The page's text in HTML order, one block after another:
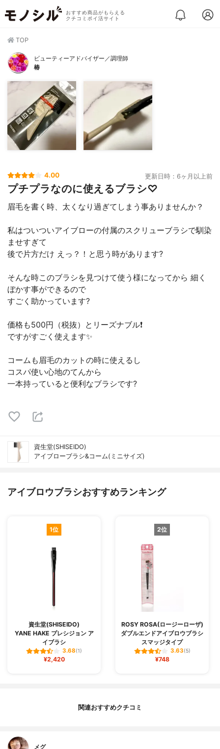
おすすめ商品がもらえる
クチコミポイ活サイト
TOP
ビューティーアドバイザー／調理師
椿
4.00 更新日時：6ヶ月以上前
プチプラなのに使えるブラシ♡
眉毛を書く時、太くなり過ぎてしまう事ありませんか？
私はついついアイブローの付属のスクリューブラシで馴染
ませすぎて
後で片方だけ えっ？！と思う時があります?
そんな時このブラシを見つけて使う様になってから 細く
ぼかす事ができるので
すごく助かっています?
価格も500円（税抜）とリーズナブル❗️
ですがすごく使えます✨
コームも眉毛のカットの時に使えるし
コスパ使い心地のてんから
一本持っていると便利なブラシです?
資生堂(SHISEIDO)
アイブローブラシ&コーム(ミニサイズ)
アイブロウブラシおすすめランキング
1位
資生堂(SHISEIDO)
YANE HAKE プレシジョン ア
イブラシ
3.68(1)
¥2,420
2位
ROSY ROSA(ロージーローザ)
ダブルエンドアイブロウブラシ
スマッジタイプ
3.63(5)
¥748
関連おすすめクチコミ
メグ